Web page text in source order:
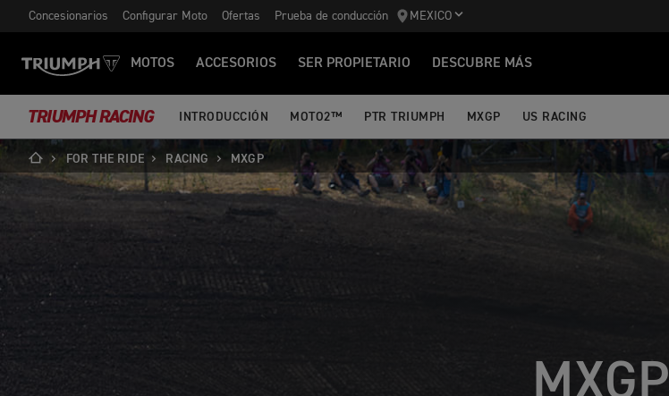
Concesionarios Configurar Moto Ofertas Prueba de conducción MEXICO
MOTOS ACCESORIOS SER PROPIETARIO DESCUBRE MÁS
TRIUMPH RACING INTRODUCCIÓN MOTO2™ PTR TRIUMPH MXGP US RACING
FOR THE RIDE RACING MXGP
MXGP